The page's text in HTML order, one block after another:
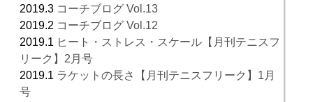
2019.3 コーチブログ Vol.13
2019.2 コーチブログ Vol.12
2019.1 ヒート・ストレス・スケール【月刊テニスフ
リーク】2月号
2019.1 ラケットの長さ【月刊テニスフリーク】1月
号